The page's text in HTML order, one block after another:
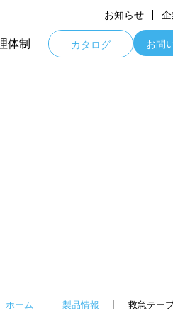
体制
お知らせ
カタログ お問
ホーム 製品情報 救急テー